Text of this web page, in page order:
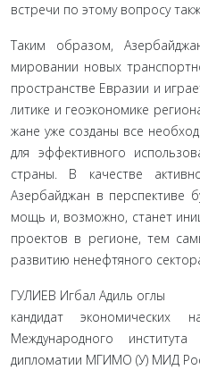
встречи по этому вопросу
Таким образом,
мировании новых
пространстве Евразии и
литике и геоэкономике
жане уже созданы все
для эффективного
страны. В качестве
Азербайд­жан в перспективе
мощь и, воз­можно, станет
проектов в регионе, тем
развитию не­нефтяного
ГУЛИЕВ Игбал Адиль оглы
кандидат экономических
Международного
дипломатии МГИМО (У) МИД